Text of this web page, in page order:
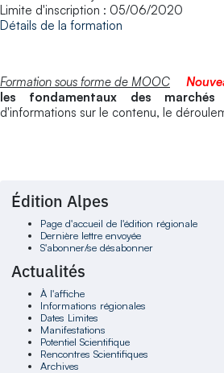
Limite d'inscription : 05/06/2020
Détails de la formation
Formation sous forme de MOOC
les fondamentaux des marchés
d'informations sur le contenu, le
Édition Alpes
Page d'accueil de l'édition régionale
Dernière lettre envoyée
S'abonner/se désabonner
Actualités
À l'affiche
Informations régionales
Dates Limites
Manifestations
Potentiel Scientifique
Rencontres Scientifiques
Archives